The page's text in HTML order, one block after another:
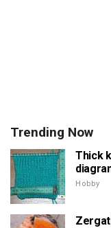
Trending Now
Thick
Hobby